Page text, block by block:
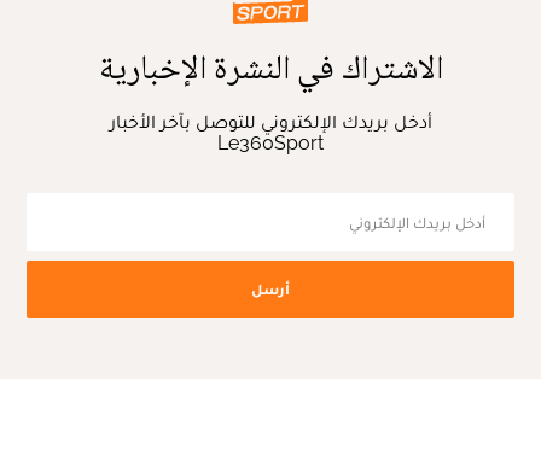
الاشتراك في النشرة الإخبارية
أدخل بريدك الإلكتروني للتوصل بآخر الأخبار
Le360Sport
أرسل